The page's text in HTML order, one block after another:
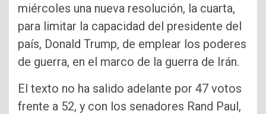
miércoles una nueva resolución, la cuarta,
para limitar la capacidad del presidente del
país, Donald Trump, de emplear los poderes
de guerra, en el marco de la guerra de Irán.
El texto no ha salido adelante por 47 votos
frente a 52, y con los senadores Rand Paul,